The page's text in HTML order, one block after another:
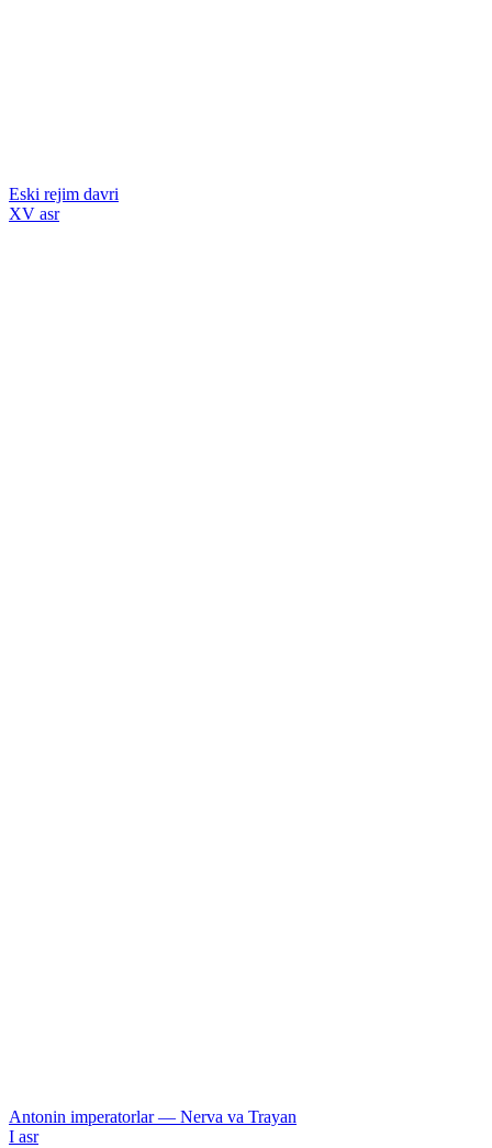
Eski rejim davri
XV asr
Antonin imperatorlar — Nerva va Trayan
I asr